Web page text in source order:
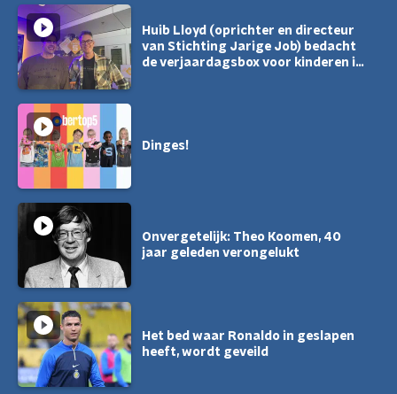
Huib Lloyd (oprichter en directeur
van Stichting Jarige Job) bedacht
de verjaardagsbox voor kinderen in
Dinges!
Onvergetelijk: Theo Koomen, 40
jaar geleden verongelukt
Het bed waar Ronaldo in geslapen
heeft, wordt geveild